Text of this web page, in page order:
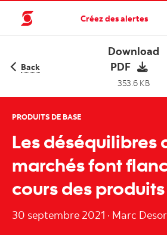
Créez des alertes
Back
Download
PDF
353.6 KB
PRODUITS DE BASE
Les déséquilibres
marchés font
cours des
30 septembre 2021 · Marc